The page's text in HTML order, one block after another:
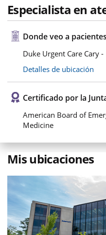
Especialista en
Donde veo a pacientes
Duke Urgent Care Cary -
Detalles de ubicación
Certificado por la
American Board of
Medicine
Mis ubicaciones